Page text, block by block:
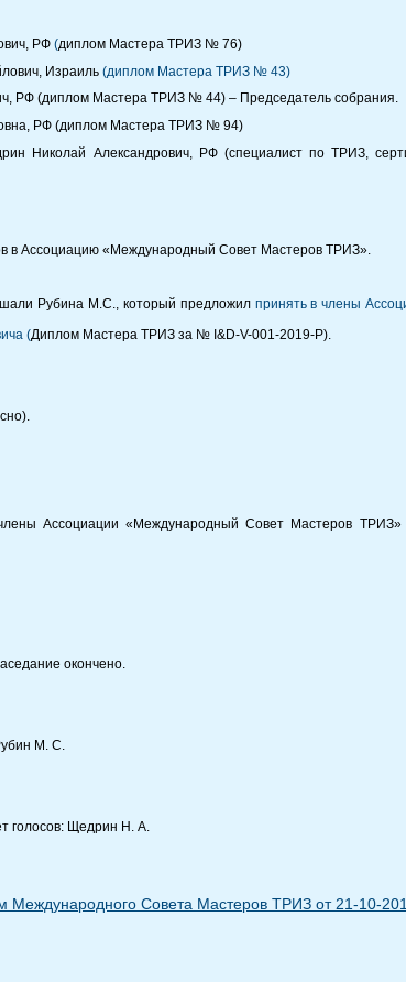
РФ (диплом Мастера ТРИЗ № 76)
Израиль (диплом Мастера ТРИЗ № 43)
РФ (диплом Мастера ТРИЗ № 44) – Председатель собрания.
РФ (диплом Мастера ТРИЗ № 94)
Николай Александрович, РФ (специалист по ТРИЗ,
в Ассоциацию «Международный Совет Мастеров ТРИЗ».
Рубина М.С., который предложил принять в члены
(Диплом Мастера ТРИЗ за № I&D-V-001-2019-P).
Ассоциации «Международный Совет Мастеров
окончено.
М. С.
голосов: Щедрин Н. А.
Международного Совета Мастеров ТРИЗ от 21-10-